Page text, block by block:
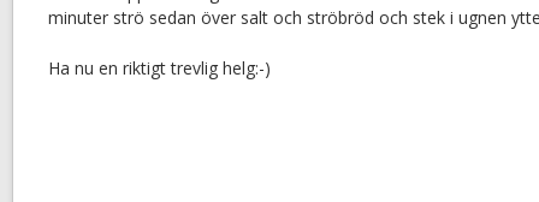
minuter strö sedan över salt och ströbröd och stek i ugnen
Ha nu en riktigt trevlig helg:-)